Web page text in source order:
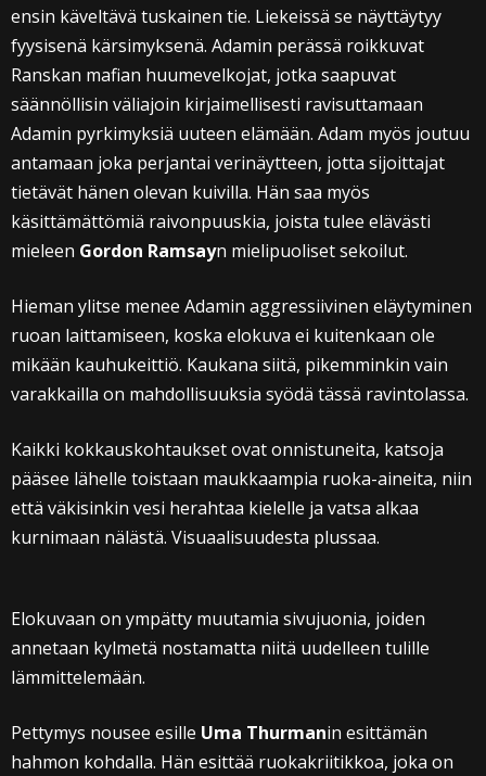
ensin käveltävä tuskainen tie. Liekeissä se näyttäytyy
fyysisenä kärsimyksenä. Adamin perässä roikkuvat
Ranskan mafian huumevelkojat, jotka saapuvat
säännöllisin väliajoin kirjaimellisesti ravisuttamaan
Adamin pyrkimyksiä uuteen elämään. Adam myös joutuu
antamaan joka perjantai verinäytteen, jotta sijoittajat
tietävät hänen olevan kuivilla. Hän saa myös
käsittämättömiä raivonpuuskia, joista tulee elävästi
mieleen Gordon Ramsayn mielipuoliset sekoilut.
Hieman ylitse menee Adamin aggressiivinen eläytyminen
ruoan laittamiseen, koska elokuva ei kuitenkaan ole
mikään kauhukeittiö. Kaukana siitä, pikemminkin vain
varakkailla on mahdollisuuksia syödä tässä ravintolassa.
Kaikki kokkauskohtaukset ovat onnistuneita, katsoja
pääsee lähelle toistaan maukkaampia ruoka-aineita, niin
että väkisinkin vesi herahtaa kielelle ja vatsa alkaa
kurnimaan nälästä. Visuaalisuudesta plussaa.
Elokuvaan on ympätty muutamia sivujuonia, joiden
annetaan kylmetä nostamatta niitä uudelleen tulille
lämmittelemään.
Pettymys nousee esille Uma Thurmanin esittämän
hahmon kohdalla. Hän esittää ruokakriitikkoa, joka on